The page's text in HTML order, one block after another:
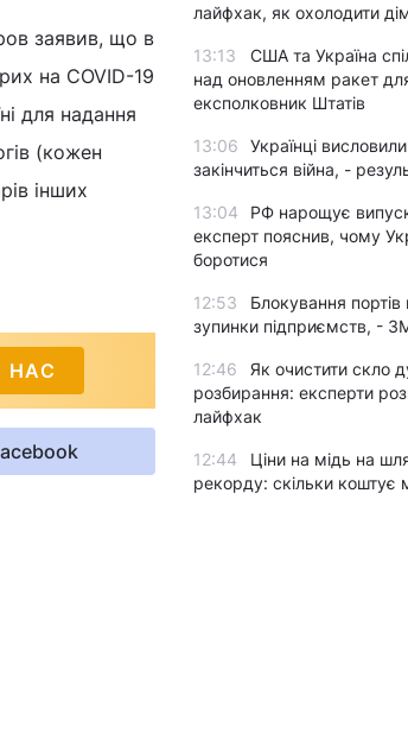
заявив, що в
на COVID-19
для надання
(кожен
інших
НАС
лайфхак, як охолодити
13:13
США та Україна
над оновленням ракет
експолковник Штатів
13:06
Українці
закінчиться війна, -
13:04
РФ нарощує
експерт пояснив, чому
боротися
12:53
Блокування
зупинки підприємств, -
12:46
Як очистити скло
розбирання: експерти
лайфхак
12:44
Ціни на мідь на
рекорду: скільки коштує